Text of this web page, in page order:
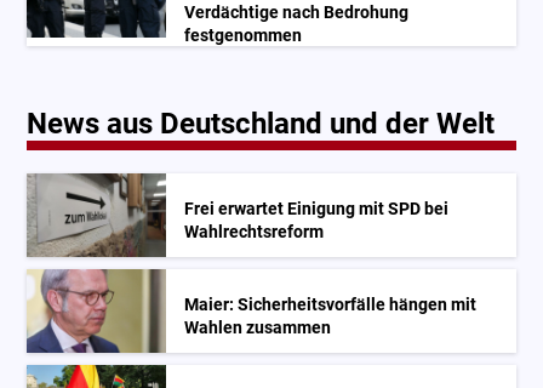
Verdächtige nach Bedrohung
festgenommen
News aus Deutschland und der Welt
Frei erwartet Einigung mit SPD bei
Wahlrechtsreform
Maier: Sicherheitsvorfälle hängen mit
Wahlen zusammen